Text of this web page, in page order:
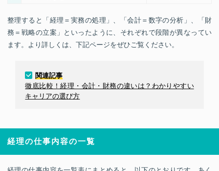
整理すると「経理＝実務の処理」、「会計＝数字の分析」、「財
務＝戦略の立案」といったように、それぞれで段階が異なってい
ます。より詳しくは、下記ページをぜひご覧ください。
関連記事
徹底比較！経理・会計・財務の違いは？わかりやすい
キャリアの選び方
経理の仕事内容の一覧